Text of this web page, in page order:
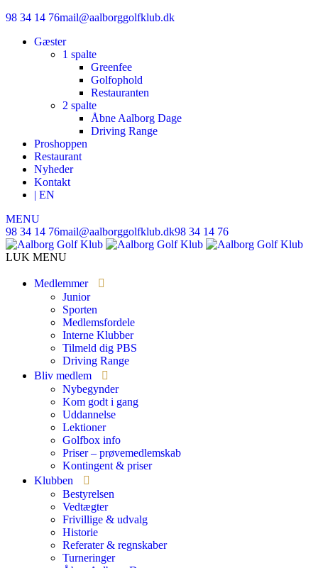
98 34 14 76mail@aalborggolfklub.dk
Gæster
1 spalte
Greenfee
Golfophold
Restauranten
2 spalte
Åbne Aalborg Dage
Driving Range
Proshoppen
Restaurant
Nyheder
Kontakt
| EN
MENU
98 34 14 76mail@aalborggolfklub.dk98 34 14 76
LUK MENU
Medlemmer
Junior
Sporten
Medlemsfordele
Interne Klubber
Tilmeld dig PBS
Driving Range
Bliv medlem
Nybegynder
Kom godt i gang
Uddannelse
Lektioner
Golfbox info
Priser – prøvemedlemskab
Kontingent & priser
Klubben
Bestyrelsen
Vedtægter
Frivillige & udvalg
Historie
Referater & regnskaber
Turneringer